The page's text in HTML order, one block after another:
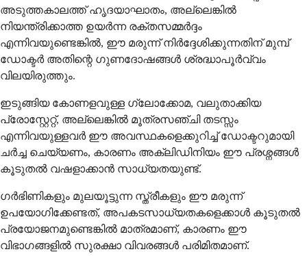
അടുത്തകാലത്ത് ഹൃദയാഘാതം, അല്ലെങ്കിൽ
നിയന്ത്രിക്കാത്ത ഉയർന്ന രക്തസമ്മർദ്ദം
എന്നിവയുണ്ടെങ്കിൽ, ഈ മരുന്ന് നിർദ്ദേശിക്കുന്നതിന് മുമ്പ്
ഡോക്ടർ അതിന്റെ ഗുണദോഷങ്ങൾ ശ്രദ്ധാപൂർവ്വം
വിലയിരുത്തും.
ഇടുങ്ങിയ കോണളവുള്ള ഗ്ലോക്കോമ, വലുതാക്കിയ
പ്രോസ്റ്റേറ്റ്, അല്ലെങ്കിൽ മൂത്രസഞ്ചി തടസ്സം
എന്നിവയുള്ളവർ ഈ അവസ്ഥകളെക്കുറിച്ച് ഡോക്ടറുമായി
ചർച്ച ചെയ്യണം, കാരണം അക്ലിഡിനിയം ഈ പ്രശ്നങ്ങൾ
കൂടുതൽ വഷളാക്കാൻ സാധ്യതയുണ്ട്.
ഗർഭിണികളും മുലയൂട്ടുന്ന സ്ത്രീകളും ഈ മരുന്ന്
ഉപയോഗിക്കേണ്ടത്, അപകടസാധ്യതകളെക്കാൾ കൂടുതൽ
പ്രയോജനമുണ്ടെങ്കിൽ മാത്രമാണ്, കാരണം ഈ
വിഭാഗങ്ങളിൽ സുരക്ഷാ വിവരങ്ങൾ പരിമിതമാണ്.